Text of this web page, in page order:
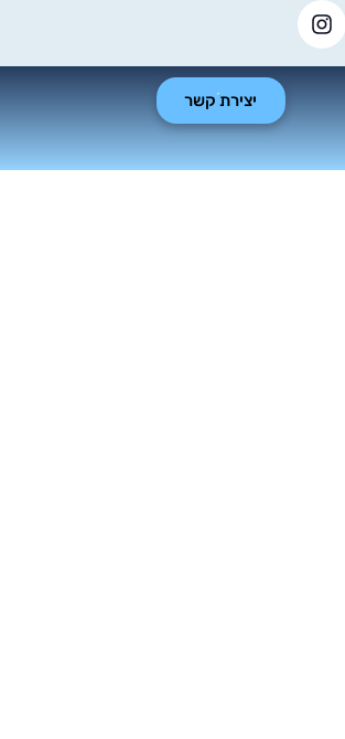
יצירת קשר